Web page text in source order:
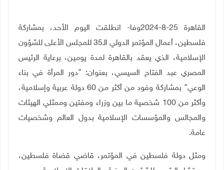
القاهرة 25-8-2024وفا- انطلقت اليوم الأحد، بمشاركة
فلسطين، أعمال المؤتمر الدولي الـ35 للمجلس الأعلى للشؤون
الإسلامية، الذي يعقد بالقاهرة لمدة يومين، برعاية الرئيس
المصري عبد الفتاح السيسي، بعنوان: "دور المرأة في بناء
الوعي" بمشاركة وفود من أكثر من 60 دولة عربية وإسلامية،
وأكثر من 100 شخصية ما بين وزراء ومفتين وممثلي الهيئات
والمجالس والمؤسسات الإسلامية بدول العالم وشخصيات
عامة.
ومثل دولة فلسطين في المؤتمر، قاضي قضاة فلسطين،